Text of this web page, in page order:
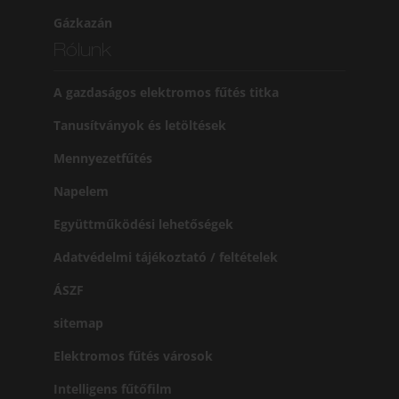
Gázkazán
A gazdaságos elektromos fűtés titka
Tanusítványok és letöltések
Mennyezetfűtés
Napelem
Együttműködési lehetőségek
Adatvédelmi tájékoztató / feltételek
ÁSZF
sitemap
Elektromos fűtés városok
Intelligens fűtőfilm